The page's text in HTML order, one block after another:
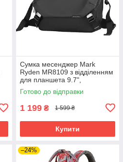
Сумка месенджер Mark
Ryden MR8109 з відділенням
для планшета 9.7",
технологією Free Rotation та
захистом від вологи (Чорний)
Готово до відправки
1 199 ₴ 1 599 ₴
Купити
–24%